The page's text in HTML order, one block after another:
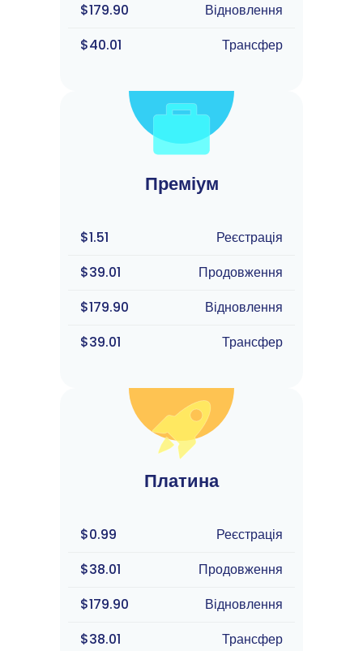
$179.90
Відновлення
$40.01
Трансфер
Преміум
$1.51
Реєстрація
$39.01
Продовження
$179.90
Відновлення
$39.01
Трансфер
Платина
$0.99
Реєстрація
$38.01
Продовження
$179.90
Відновлення
$38.01
Трансфер